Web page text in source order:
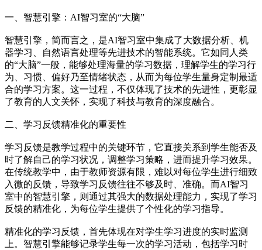
一、智慧引擎：AI智习室的“大脑”
智慧引擎，简而言之，是AI智习室中集成了大数据分析、机
器学习、自然语言处理等先进技术的智能系统。它如同人类
的“大脑”一般，能够处理海量的学习数据，理解学生的学习行
为、习惯、偏好乃至情绪状态，从而为每位学生量身定制最适
合的学习方案。这一过程，不仅体现了技术的先进性，更彰显
了教育的人文关怀，实现了科技与教育的深度融合。
二、学习反馈精准化的重要性
学习反馈是教学过程中的关键环节，它直接关系到学生能否及
时了解自己的学习状况，调整学习策略，进而提升学习效果。
在传统教学中，由于教师资源有限，难以对每位学生进行细致
入微的反馈，导致学习反馈往往不够及时、准确。而AI智习
室中的智慧引擎，则通过其强大的数据处理能力，实现了学习
反馈的精准化，为每位学生提供了个性化的学习指导。
精准化的学习反馈，首先体现在对学生学习进度的实时监测
上。智慧引擎能够记录学生每一次的学习活动，包括学习时